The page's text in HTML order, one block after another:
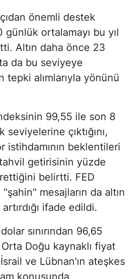
önemli destek
ortalamayı bu yıl
Altın daha önce 23
da bu seviyeye
tepki alımlarıyla yönünü
99,55 ile son 8
çıktığını,
istihdamının beklentileri
tahvil getirisinin yüzde
belirtti. FED
mesajların da altın
ifade edildi.
sınırından 96,65
Doğu kaynaklı fiyat
İsrail ve Lübnan'ın ateşkes
konusunda